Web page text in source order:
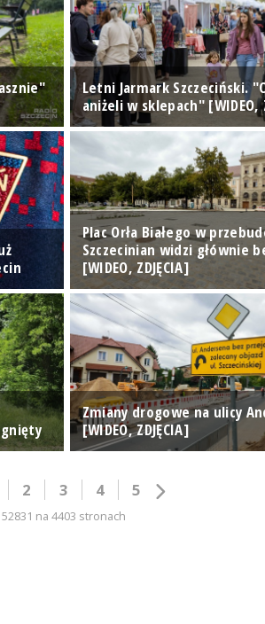
Letni Jarmark Szczeciński.
aniżeli w sklepach" [WIDEO,
Plac Orła Białego w
Szczecinian widzi głównie
[WIDEO, ZDJĘCIA]
Zmiany drogowe na ulicy
[WIDEO, ZDJĘCIA]
2 3 4 5
52831 na 4403 stronach